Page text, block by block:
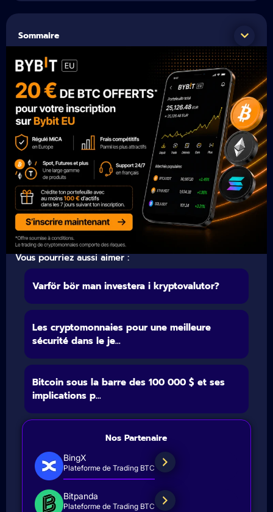
Sommaire
Vous pourriez aussi aimer :
Varför bör man investera i kryptovalutor?
Les cryptomonnaies pour une meilleure
sécurité dans le je...
Bitcoin sous la barre des 100 000 $ et ses
implications p...
Nos Partenaire
BingX
Plateforme de Trading BTC
Bitpanda
Plateforme de Trading BTC